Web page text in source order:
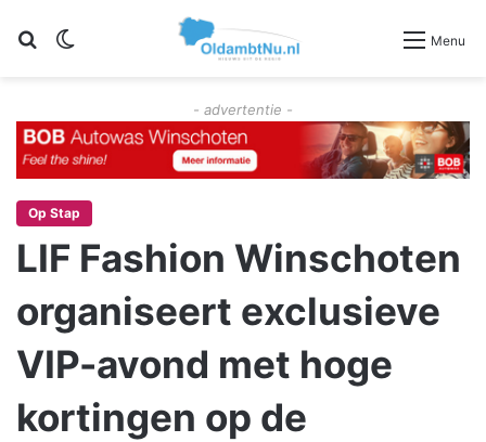
Zoeken Menu
- advertentie -
Op Stap
LIF Fashion Winschoten
organiseert exclusieve
VIP-avond met hoge
kortingen op de